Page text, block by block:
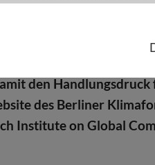
revidiert
den
des Berliner
Institute on Global